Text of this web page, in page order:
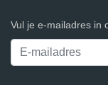
Vul je e-mailadres in